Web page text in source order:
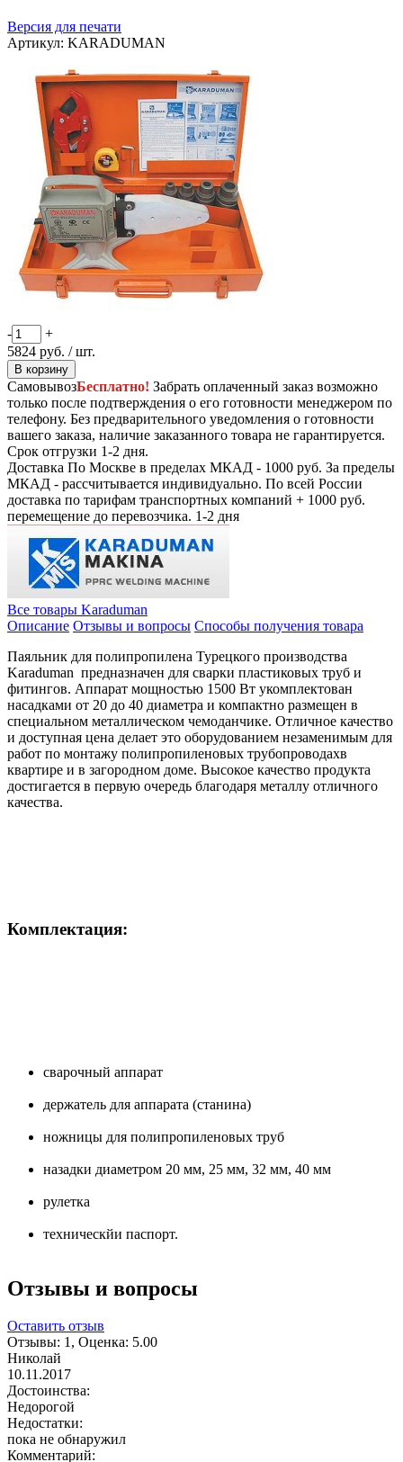
Версия для печати
Артикул: KARADUMAN
-
+
5824 руб. / шт.
В корзину
СамовывозБесплатно! Забрать оплаченный заказ возможно
только после подтверждения о его готовности менеджером по
телефону. Без предварительного уведомления о готовности
вашего заказа, наличие заказанного товара не гарантируется.
Срок отгрузки 1-2 дня.
Доставка По Москве в пределах МКАД - 1000 руб. За пределы
МКАД - рассчитывается индивидуально. По всей России
доставка по тарифам транспортных компаний + 1000 руб.
перемещение до перевозчика. 1-2 дня
Все товары Karaduman
Описание Отзывы и вопросы Способы получения товара
Паяльник для полипропилена Турецкого производства
Karaduman предназначен для сварки пластиковых труб и
фитингов. Аппарат мощностью 1500 Вт укомплектован
насадками от 20 до 40 диаметра и компактно размещен в
специальном металлическом чемоданчике. Отличное качество
и доступная цена делает это оборудованием незаменимым для
работ по монтажу полипропиленовых трубопроводахв
квартире и в загородном доме. Высокое качество продукта
достигается в первую очередь благодаря металлу отличного
качества.
Комплектация:
сварочный аппарат
держатель для аппарата (станина)
ножницы для полипропиленовых труб
назадки диаметром 20 мм, 25 мм, 32 мм, 40 мм
рулетка
техническйи паспорт.
Отзывы и вопросы
Оставить отзыв
Отзывы: 1, Оценка: 5.00
Николай
10.11.2017
Достоинства:
Недорогой
Недостатки:
пока не обнаружил
Комментарий: